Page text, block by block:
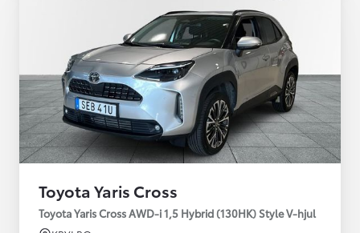
Toyota Yaris Cross
Toyota Yaris Cross AWD-i 1,5 Hybrid (130HK) Style V-hjul